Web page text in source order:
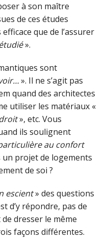
à son maître
de ces études
que de l’assurer
».
sont
». Il ne s’agit pas
quand des architectes
utiliser les matériaux «
», etc. Vous
ils soulignent
au confort
un projet de logements
de soi ?
escient» des questions
d’y répondre, pas de
dresser le même
façons différentes.